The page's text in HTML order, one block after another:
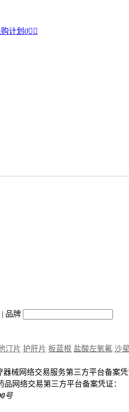
计划 0 
| 品牌
汀片 护肝片 板蓝根 盐酸左氧氟 沙
器械网络交易服务第三方平台备案凭
品网络交易第三方平台备案凭证：
号